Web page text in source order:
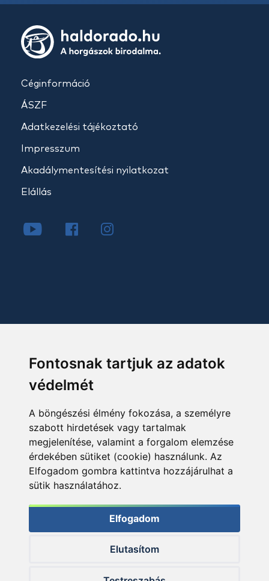
Fontosnak tartjuk az adatok
védelmét
A böngészési élmény fokozása, a személyre
szabott hirdetések vagy tartalmak
megjelenítése, valamint a forgalom elemzése
érdekében sütiket (cookie) használunk. Az
Elfogadom gombra kattintva hozzájárulhat a
sütik használatához.
Elfogadom
Elutasítom
Céginformáció
ÁSZF
Adatkezelési tájékoztató
Impresszum
Akadálymentesítési nyilatkozat
Elállás